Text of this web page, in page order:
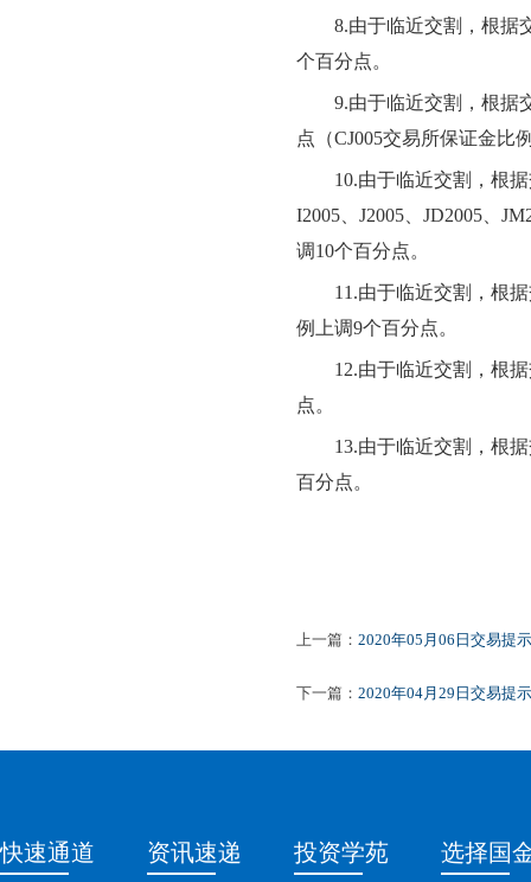
8.由于临近交割，根据
个百分点。
9.由于临近交割，根据
点（CJ005交易所保证金比
10.由于临近交割，根
I2005、J2005
JD2005
调10个百分点。
11.由于临近交割，根
例上调9个百分点。
12.由于临近交割，根
点。
13.由于临近交割，根
百分点。
上一篇： 2020年05月06日交易提示
下一篇： 2020年04月29日交易提示
快速通道 资讯速递 投资学苑 选择国